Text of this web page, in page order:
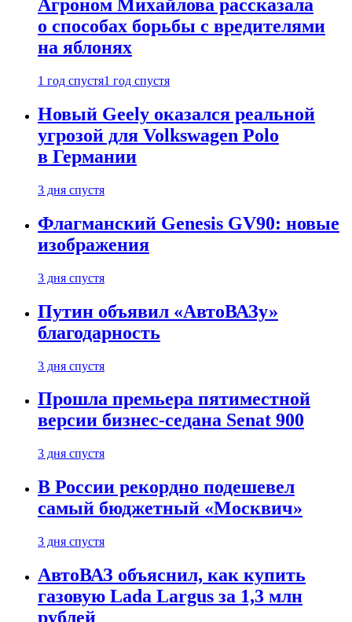
Агроном Михайлова рассказала
о способах борьбы с вредителями
на яблонях
1 год спустя1 год спустя
Новый Geely оказался реальной
угрозой для Volkswagen Polo
в Германии
3 дня спустя
Флагманский Genesis GV90: новые
изображения
3 дня спустя
Путин объявил «АвтоВАЗу»
благодарность
3 дня спустя
Прошла премьера пятиместной
версии бизнес-седана Senat 900
3 дня спустя
В России рекордно подешевел
самый бюджетный «Москвич»
3 дня спустя
АвтоВАЗ объяснил, как купить
газовую Lada Largus за 1,3 млн
рублей